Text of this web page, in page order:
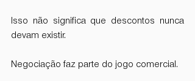
Isso não significa que descontos nunca
devam existir.
Negociação faz parte do jogo comercial.